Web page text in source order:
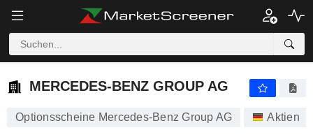
MERCEDES-BENZ GROUP AG
MERCEDES-BENZ GROUP AG
Optionsscheine Mercedes-Benz Group AG Aktien